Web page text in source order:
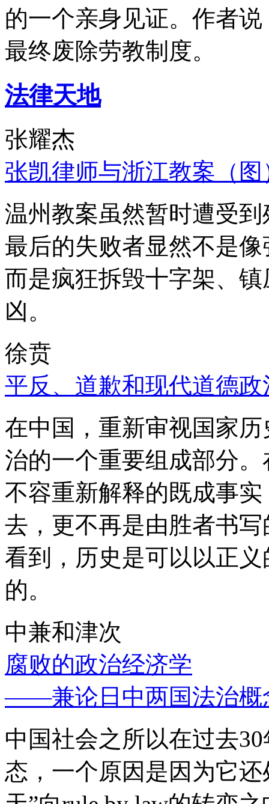
的一个亲身见证。作者
最终废除劳教制度。
法律天地
张耀杰
张凯律师与浙江教案（图
温州教案虽然暂时遭受
最后的失败者显然不是
而是疯狂拆毁十字架、
凶。
徐贲
平反、道歉和现代道德政
在中国，重新审视国家
治的一个重要组成部分
不容重新解释的既成事
去，更不再是由胜者书
看到，历史是可以以正
的。
中兼和津次
腐败的政治经济学
——兼论日中两国法治概
中国社会之所以在过去
态，一个原因是因为它